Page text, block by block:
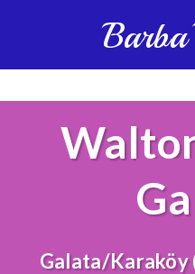
Galata/Karaköy